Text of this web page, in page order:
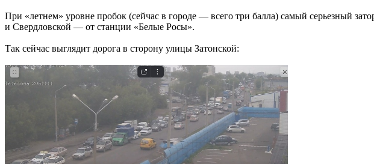
При «летнем» уровне пробок (сейчас в городе — всего три балла) самый серьезный
и Свердловской — от станции «Белые Росы».
Так сейчас выглядит дорога в сторону улицы Затонской: